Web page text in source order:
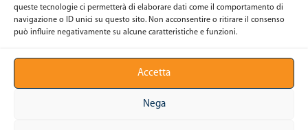
queste tecnologie ci permetterà di elaborare dati come il comportamento di
navigazione o ID unici su questo sito. Non acconsentire o ritirare il consenso
può influire negativamente su alcune caratteristiche e funzioni.
Accetta
Nega